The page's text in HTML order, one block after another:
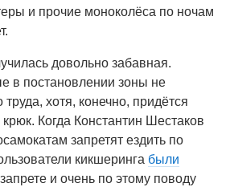
и прочие моноколёса по ночам
довольно забавная.
в постановлении зоны не
труда, хотя, конечно, придётся
Когда Константин Шестаков
запретят ездить по
кикшеринга были
и очень по этому поводу